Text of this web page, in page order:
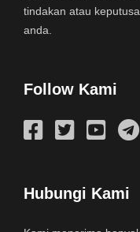
tindakan atau
anda.
Follow Kami
Hubungi Kami